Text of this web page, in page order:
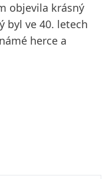
objevila krásný
byl ve 40. letech
herce a